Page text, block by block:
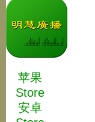
苹果
Store
安卓